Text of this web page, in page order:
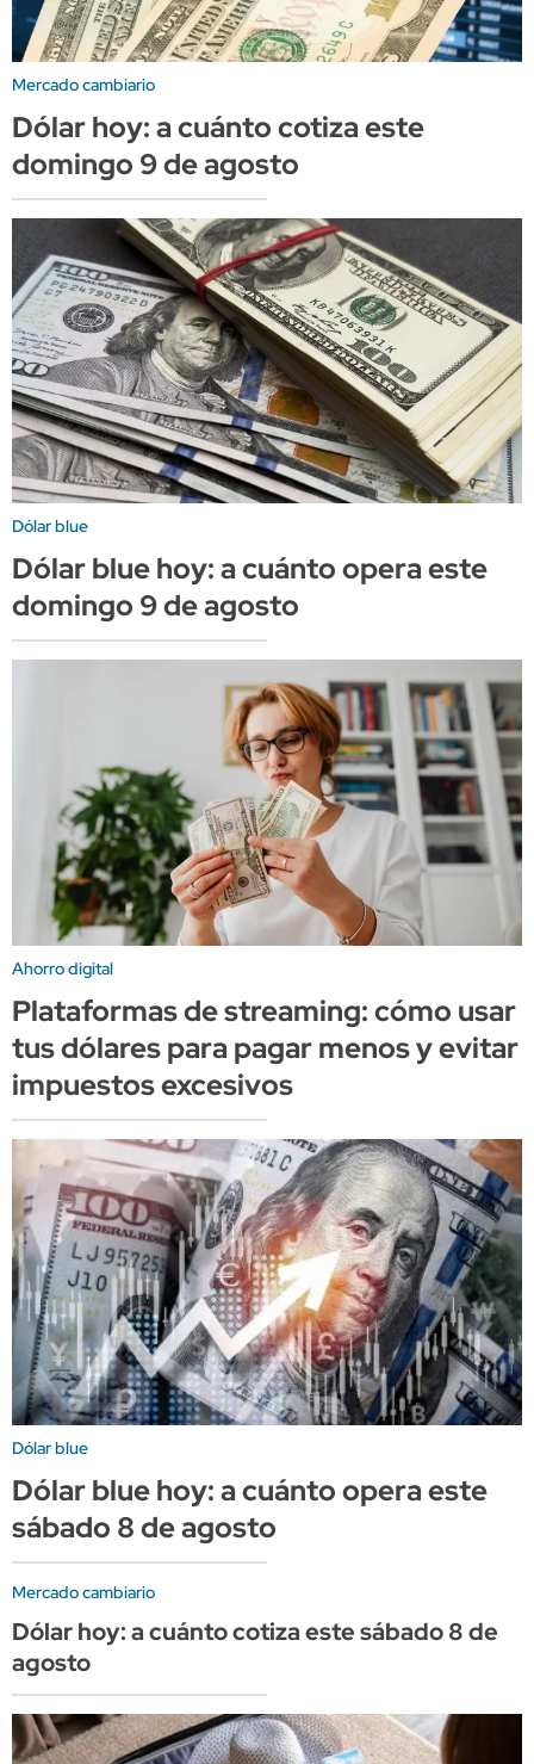
Mercado cambiario
Dólar hoy: a cuánto cotiza este
domingo 9 de agosto
Dólar blue
Dólar blue hoy: a cuánto opera este
domingo 9 de agosto
Ahorro digital
Plataformas de streaming: cómo usar
tus dólares para pagar menos y evitar
impuestos excesivos
Dólar blue
Dólar blue hoy: a cuánto opera este
sábado 8 de agosto
Mercado cambiario
Dólar hoy: a cuánto cotiza este sábado 8 de
agosto